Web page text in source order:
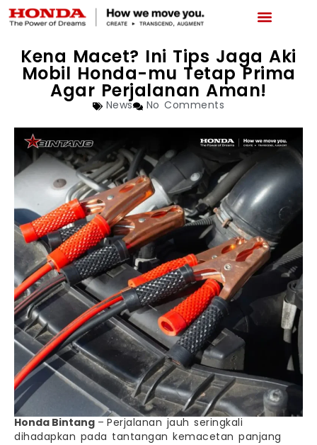
Kena Macet? Ini Tips Jaga Aki
Mobil Honda-mu Tetap Prima
Agar Perjalanan Aman!
News No Comments
Honda Bintang – Perjalanan jauh seringkali
dihadapkan pada tantangan kemacetan panjang